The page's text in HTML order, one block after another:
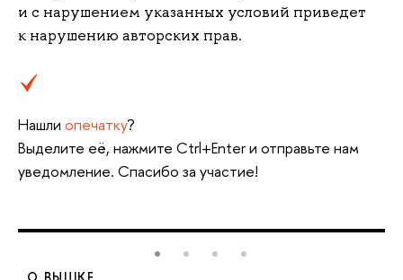
и с нарушением указанных условий приведет
к нарушению авторских прав.
Нашли опечатку?
Выделите её, нажмите Ctrl+Enter и отправьте нам
уведомление. Спасибо за участие!